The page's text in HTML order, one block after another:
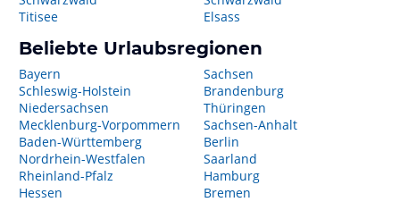
Titisee
Elsass
Beliebte Urlaubsregionen
Bayern
Schleswig-Holstein
Niedersachsen
Mecklenburg-Vorpommern
Baden-Württemberg
Nordrhein-Westfalen
Rheinland-Pfalz
Hessen
Sachsen
Brandenburg
Thüringen
Sachsen-Anhalt
Berlin
Saarland
Hamburg
Bremen